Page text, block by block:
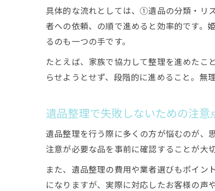
具体的な流れとしては、①遺品の分類・
者への依頼、の順で進めると効率的です。
るのも一つの手です。
たとえば、家族で協力して整理を進めたこ
らせようとせず、段階的に進めること。無
遺品整理で失敗しないための注意
遺品整理を行う際に多くの方が悩むのが、
注意が必要な品を事前に確認することが大
また、遺品整理の費用や業者選びもポイン
になりますが、実際に対応したお客様の声